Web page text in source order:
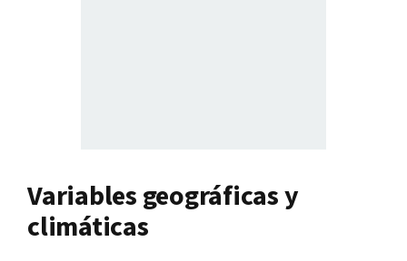
Variables geográficas y
climáticas